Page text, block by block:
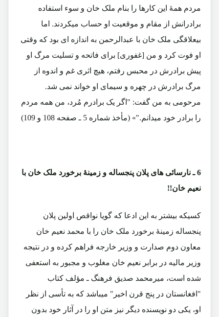
مردم همۀ این کارها را بنام ملک خان و سوء استفاده
برادرانش از مقام و موقعیت او حساب میکردند. اما
بیعلاقگی ملک خان با عبدالرحمن به اندازه ای بود که وقتی
او فوت کرد و من [غفوری] برای فاتحه و تسلیت مرگ او
پیش برادرش در محبس رفتم، هیچ اثری غم و اندوه از
مرگ برادرش در چهره و سیمای او خواند نمی شد.
مرحومی به من گفت: "اگر یک برادرم مُرد، من همه مردم
را برادر خود میدانم."» (مأخذ شماره 5 ـ صفحه 108 و 109)
6 ـ نارسائی های پلان پنجساله و زمینۀ برخورد ملک خان با
نعیم خان!!
کسیکه بیشتر به این ادعا که گویا نواقص اولین پلان
پنجساله زمینۀ برخورد ملک خان را با محمد نعیم خان
معاون دوم صدارت و وزیر خارجه فراهم کرده و در نتیجه
وزیر مالیه در برابر نعیم خان مغلوب و مجبور به استعفی
شده است، میرمحمد صدیق فرهنگ ـ مؤلف کتاب
"افغانستان در پنج قرن اخیر" میباشد که به تأسی از نظر
او، یکی دو نویسنده دیگر نیز متن او را در آثار خود بدون